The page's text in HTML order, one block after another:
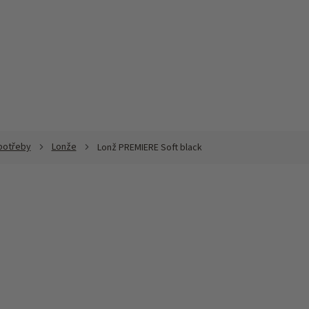
Lonže Lonž PREMIERE Soft black